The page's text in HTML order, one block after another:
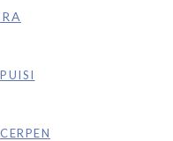
PUISI
CERPEN